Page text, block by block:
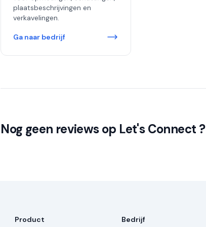
plaatsbeschrijvingen en
verkavelingen.
Ga naar bedrijf
Nog geen reviews op Let's Connect ?
Product Bedrijf